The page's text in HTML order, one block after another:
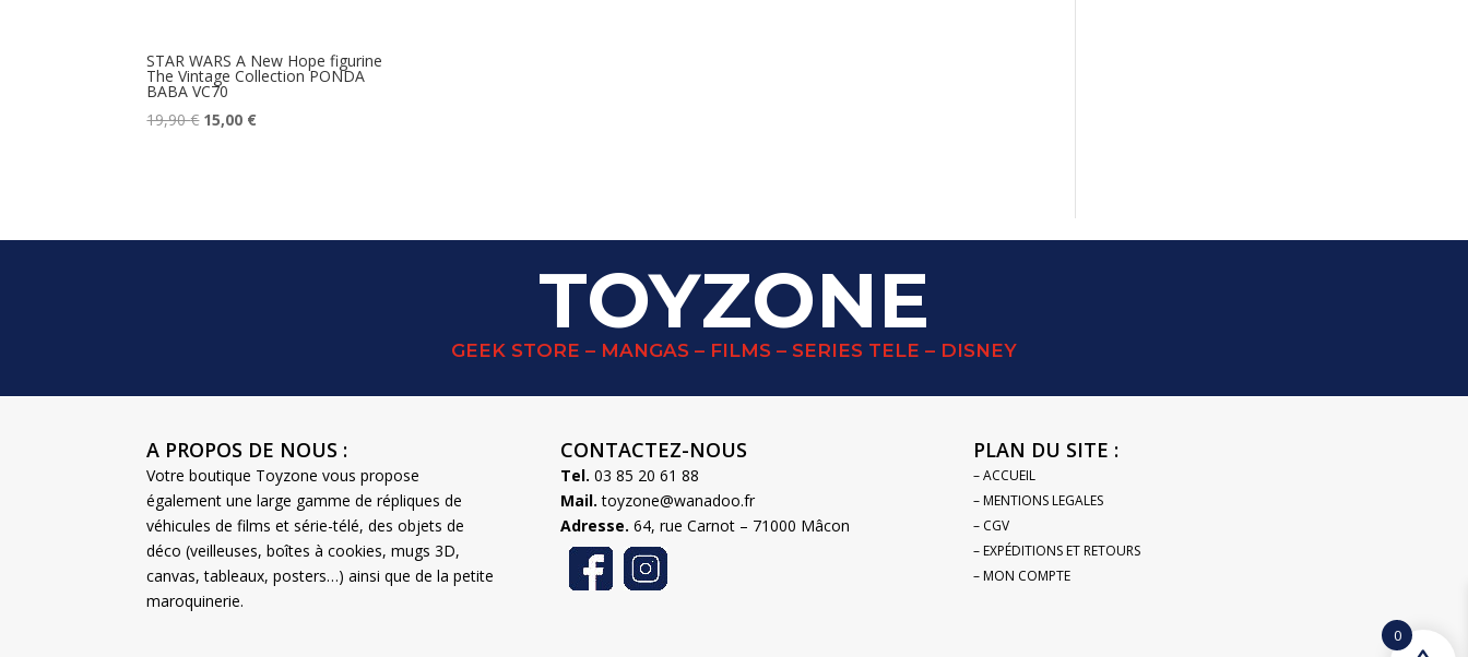
STAR WARS A New Hope figurine
The Vintage Collection PONDA
BABA VC70
19,90€ Le
15,00 €Le
TOYZONE
GEEK STORE – MANGAS – FILMS – SERIES TELE – DISNEY
A PROPOS DE NOUS :
Votre boutique Toyzone vous propose
également une large gamme de répliques de
véhicules de films et série-télé, des objets de
déco (veilleuses, boîtes à cookies, mugs 3D,
canvas, tableaux, posters…) ainsi que de la petite
maroquinerie.
CONTACTEZ-NOUS
Tel. 03 85 20 61 88
Mail. toyzone@wanadoo.fr
Adresse. 64, rue Carnot – 71000 Mâcon
PLAN DU SITE :
– ACCUEIL
– MENTIONS LEGALES
– CGV
– EXPÉDITIONS ET RETOURS
– MON COMPTE
0